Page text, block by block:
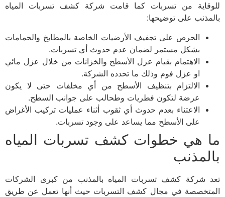
للوقاية من تسربات كما قامت شركة كشف تسربات المياه
بالمذنب على توضيحها:
الحرص على تجفيف الأرضيات الخاصة بالمطابخ والحمامات
بشكل مستمر لضمان عدم حدوث أي تسربات.
الاهتمام بقيام عزل الأسطح والخزانات من خلال عزل مائي
او عزل فوم وذلك ما تحدده الشركة.
الالتزام بتنظيف الأسطح من أي مخلفات حتى لا يكون
عرضة لتكون فطريات وطحالب على جوانب السطح.
الاعتناء بعدم حدوث أي ثقوب أثناء عمليات تركيب الأغراض
على الأسطح مما يساعد على وجود تسربات.
ما هي خطوات كشف تسربات المياه
بالمذنب
تعد شركة كشف تسربات المياه بالمذنب من كبرى الشركات
المتخصصة في مجال كشف التسربات حيث أنها تعمل عن طريق